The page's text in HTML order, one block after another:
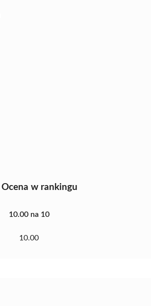
Ocena w rankingu
10.00 na 10
10.00